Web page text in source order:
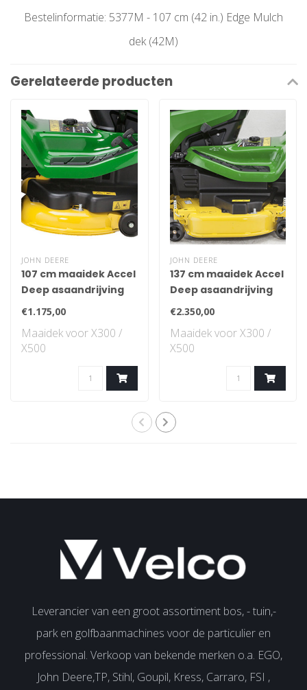
Bestelinformatie: 5377M - 107 cm (42 in.) Edge Mulch
dek (42M)
Gerelateerde producten
JOHN DEERE
107 cm maaidek Accel
Deep asaandrijving
€1.175,00
Maaidek voor X300 /
X500
JOHN DEERE
137 cm maaidek Accel
Deep asaandrijving
€2.350,00
Maaidek voor X300 /
X500
Leverancier van een groot assortiment bos, - tuin,-
park en golfbaanmachines voor de particulier en
professional. Verkoop van bekende merken o.a. EGO,
John Deere,TP, Stihl, Goupil, Kress, Carraro, FSI ,